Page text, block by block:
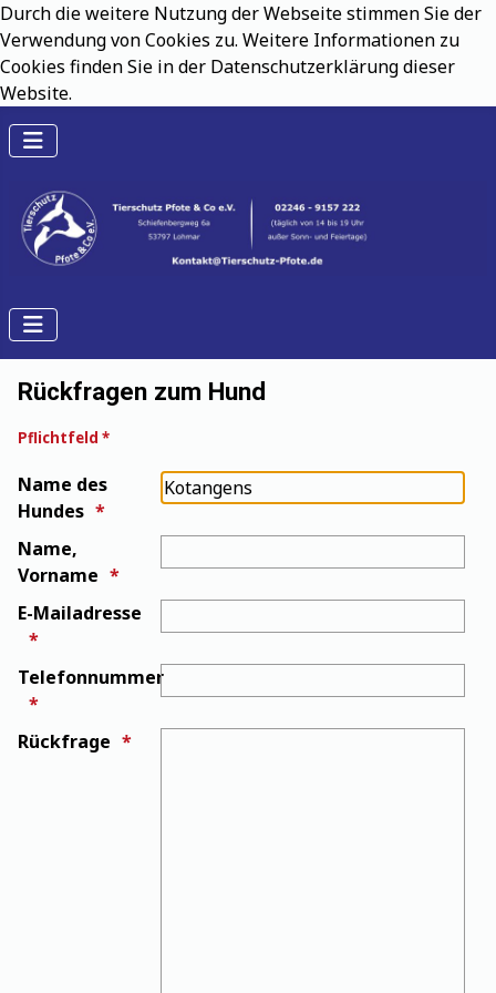
Durch die weitere Nutzung der Webseite stimmen Sie der
Verwendung von Cookies zu. Weitere Informationen zu
Cookies finden Sie in der Datenschutzerklärung dieser
Website.
Rückfragen zum Hund
Pflichtfeld *
Name des
Hundes
Name,
Vorname
E-Mailadresse
Telefonnummer
Rückfrage